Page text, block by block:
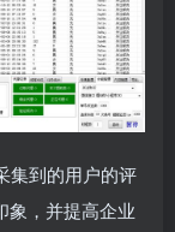
集到的用户的评
象，并提高企业